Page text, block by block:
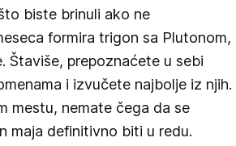
biste brinuli ako ne
formira trigon sa Plutonom,
Štaviše, prepoznaćete u sebi
i izvučete najbolje iz njih.
mestu, nemate čega da se
maja definitivno biti u redu.